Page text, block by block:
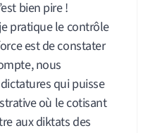
bien pire !
pratique le contrôle
est de constater
nous
qui puisse
où le cotisant
aux diktats des